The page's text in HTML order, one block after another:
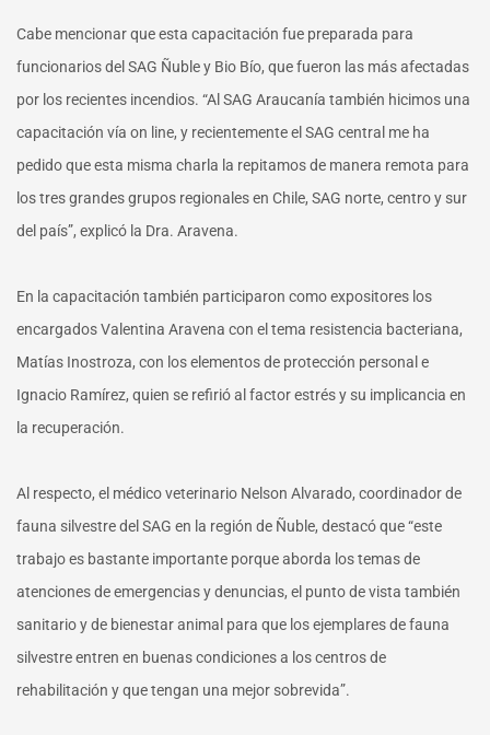
Cabe mencionar que esta capacitación fue preparada para
funcionarios del SAG Ñuble y Bio Bío, que fueron las más afectadas
por los recientes incendios. “Al SAG Araucanía también hicimos una
capacitación vía on line, y recientemente el SAG central me ha
pedido que esta misma charla la repitamos de manera remota para
los tres grandes grupos regionales en Chile, SAG norte, centro y sur
del país”, explicó la Dra. Aravena.
En la capacitación también participaron como expositores los
encargados Valentina Aravena con el tema resistencia bacteriana,
Matías Inostroza, con los elementos de protección personal e
Ignacio Ramírez, quien se refirió al factor estrés y su implicancia en
la recuperación.
Al respecto, el médico veterinario Nelson Alvarado, coordinador de
fauna silvestre del SAG en la región de Ñuble, destacó que “este
trabajo es bastante importante porque aborda los temas de
atenciones de emergencias y denuncias, el punto de vista también
sanitario y de bienestar animal para que los ejemplares de fauna
silvestre entren en buenas condiciones a los centros de
rehabilitación y que tengan una mejor sobrevida”.